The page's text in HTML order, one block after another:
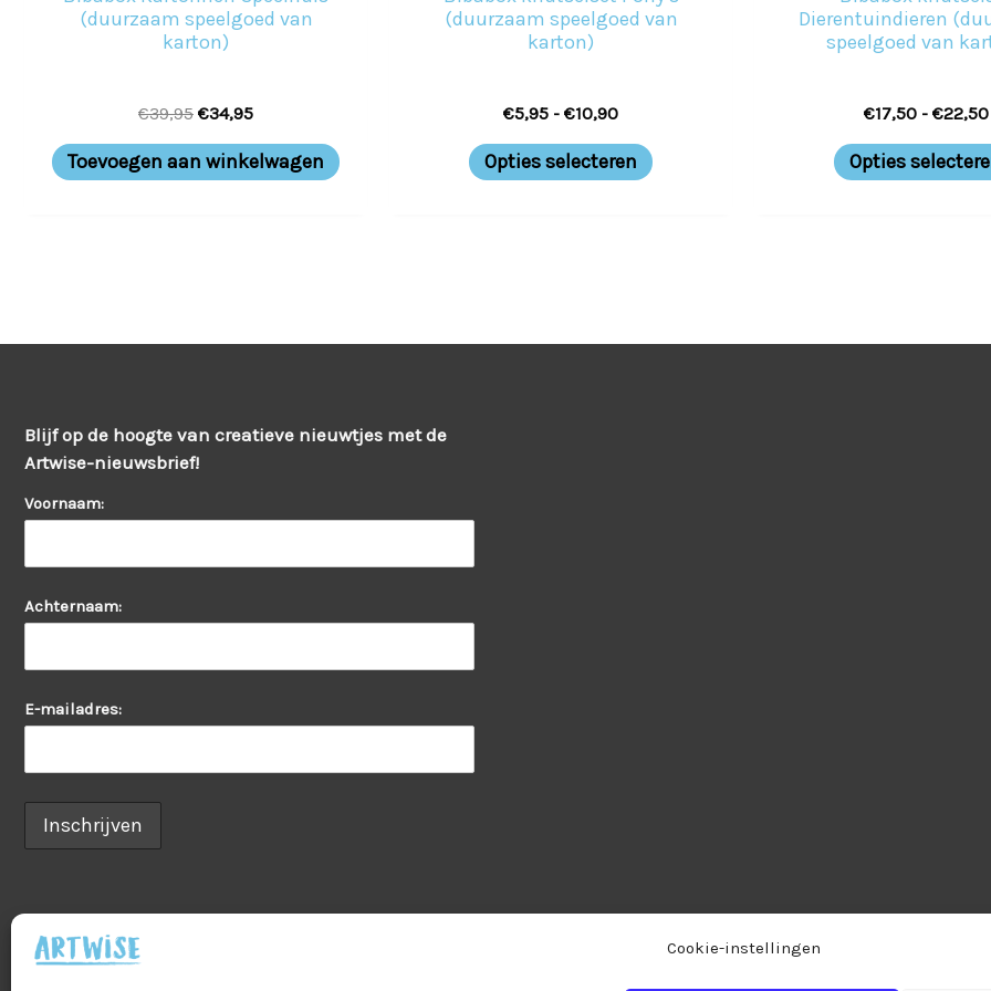
Cookie-instellingen
(duurzaam speelgoed van
karton)
€39,95 €34,95
Toevoegen aan winkelwagen
(duurzaam speelgoed van
karton)
€5,95 - €10,90
Opties selecteren
op
Dierentuindieren
speelgoed van
€17,50 - €22,50
Opties
Blijf op de hoogte van creatieve nieuwtjes met de
Artwise-nieuwsbrief!
Voornaam:
Achternaam:
E-mailadres: